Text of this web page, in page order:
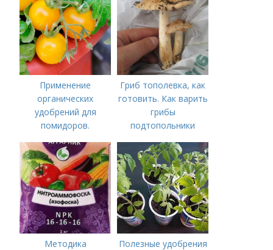
томатов: правила
внесения в почву
Применение
органических
удобрений для
помидоров.
удобрения для
томатов
Гриб тополевка, как
готовить. Как варить
грибы
подтопольники
Методика
Полезные удобрения